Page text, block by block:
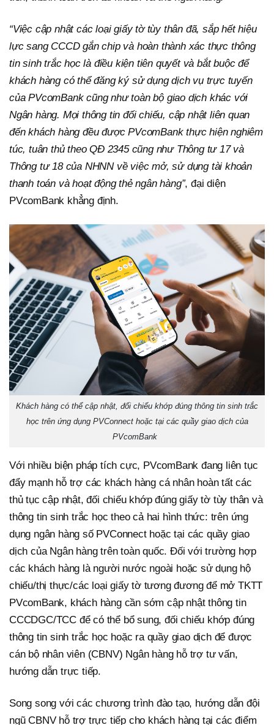
“Việc cập nhật các loại giấy tờ tùy thân đã, sắp hết hiệu
lực sang CCCD gắn chip và hoàn thành xác thực thông
tin sinh trắc học là điều kiện tiên quyết và bắt buộc để
khách hàng có thể đăng ký sử dụng dịch vụ trực tuyến
của PVcomBank cũng như toàn bộ giao dịch khác với
Ngân hàng. Mọi thông tin đối chiếu, cập nhật liên quan
đến khách hàng đều được PVcomBank thực hiện nghiêm
túc, tuân thủ theo QĐ 2345 cũng như Thông tư 17 và
Thông tư 18 của NHNN về việc mở, sử dụng tài khoản
thanh toán và hoạt động thẻ ngân hàng”, đại diện
PVcomBank khẳng định.
Khách hàng có thể cập nhật, đối chiếu khớp đúng thông tin sinh trắc
học trên ứng dụng PVConnect hoặc tại các quầy giao dịch của
PVcomBank
Với nhiều biện pháp tích cực, PVcomBank đang liên tục
đẩy mạnh hỗ trợ các khách hàng cá nhân hoàn tất các
thủ tục cập nhật, đối chiếu khớp đúng giấy tờ tùy thân và
thông tin sinh trắc học theo cả hai hình thức: trên ứng
dụng ngân hàng số PVConnect hoặc tại các quầy giao
dịch của Ngân hàng trên toàn quốc. Đối với trường hợp
các khách hàng là người nước ngoài hoặc sử dụng hộ
chiếu/thị thực/các loại giấy tờ tương đương để mở TKTT
PVcomBank, khách hàng cần sớm cập nhật thông tin
CCCDGC/TCC để có thể bổ sung, đối chiếu khớp đúng
thông tin sinh trắc học hoặc ra quầy giao dịch để được
cán bộ nhân viên (CBNV) Ngân hàng hỗ trợ tư vấn,
hướng dẫn trực tiếp.
Song song với các chương trình đào tạo, hướng dẫn đội
ngũ CBNV hỗ trợ trực tiếp cho khách hàng tại các điểm